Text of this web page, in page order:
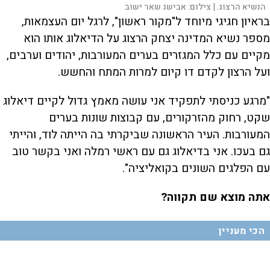
הנשיא הרצוג. | צילום:אבישג שאר ישוב
בראיון חגיגי מיוחד ל"מקור ראשון", לרגל יום העצמאות,
מספר נשיא המדינה יצחק הרצוג על הדיאלוג אותו הוא
מקיים עם כלל המגזרים בערים המעורבות, יהודים וערבים,
ועל הרצון לקדם דו קיום למרות המתח והחשש.
"מרגע כניסתי לתפקיד אני עושה מאמץ גדול לקיים דיאלוג
שקט, רחוק מהזרקורים, עם קבוצות שונות בערים
המעורבות. העיר הראשונה שביקרתי בה הייתה לוד, והייתי
גם בעכו. אני בדיאלוג גם עם ראשי רמלה ואני בקשר טוב
עם הפלגים השונים בקואליציה".
אתה מוצא שם תקווה?
הכי מעניין